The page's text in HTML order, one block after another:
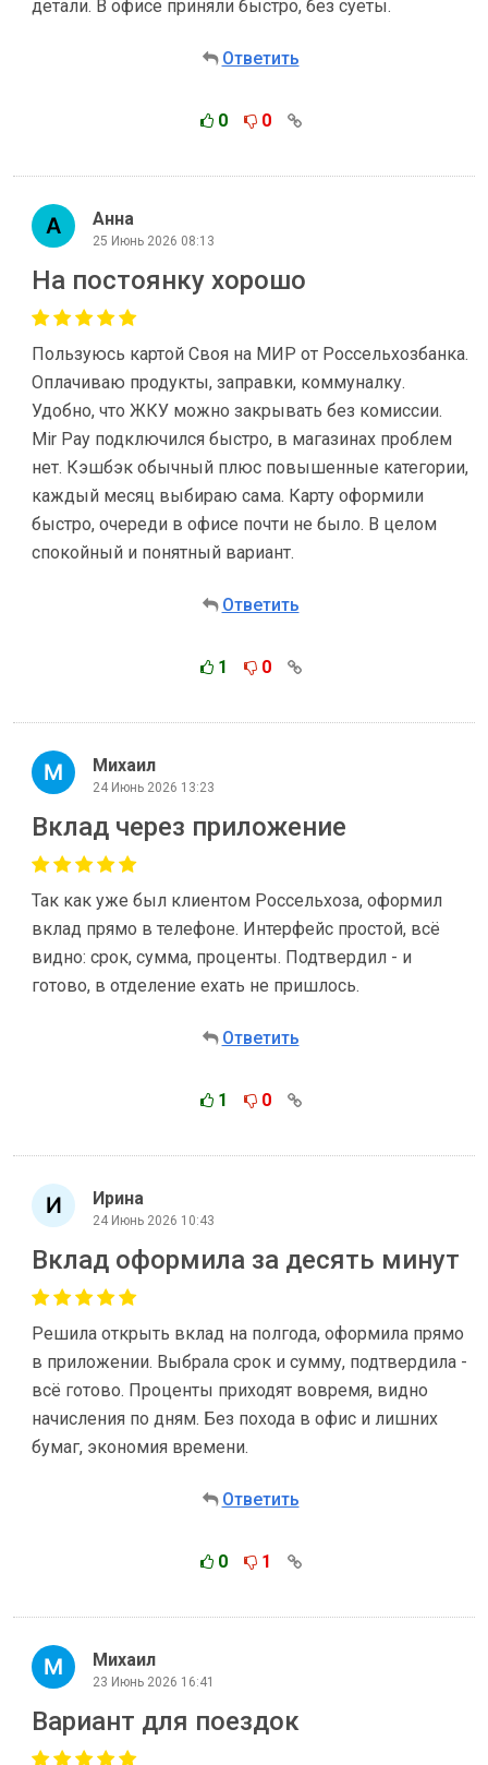
детали. В офисе приняли быстро, без суеты.
Ответить
0 0
Анна
25 Июнь 2026 08:13
На постоянку хорошо
Пользуюсь картой Своя на МИР от Россельхозбанка.
Оплачиваю продукты, заправки, коммуналку.
Удобно, что ЖКУ можно закрывать без комиссии.
Mir Pay подключился быстро, в магазинах проблем
нет. Кэшбэк обычный плюс повышенные категории,
каждый месяц выбираю сама. Карту оформили
быстро, очереди в офисе почти не было. В целом
спокойный и понятный вариант.
Ответить
1 0
Михаил
24 Июнь 2026 13:23
Вклад через приложение
Так как уже был клиентом Россельхоза, оформил
вклад прямо в телефоне. Интерфейс простой, всё
видно: срок, сумма, проценты. Подтвердил - и
готово, в отделение ехать не пришлось.
Ответить
1 0
Ирина
24 Июнь 2026 10:43
Вклад оформила за десять минут
Решила открыть вклад на полгода, оформила прямо
в приложении. Выбрала срок и сумму, подтвердила -
всё готово. Проценты приходят вовремя, видно
начисления по дням. Без похода в офис и лишних
бумаг, экономия времени.
Ответить
0 1
Михаил
23 Июнь 2026 16:41
Вариант для поездок